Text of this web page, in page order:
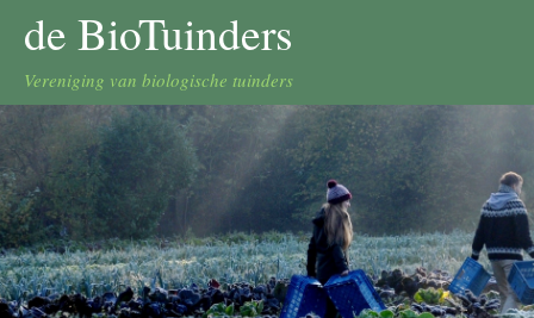
de BioTuinders
Vereniging van biologische tuinders